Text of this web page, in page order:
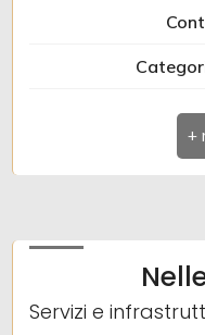
Indirizzo:
Servizi e